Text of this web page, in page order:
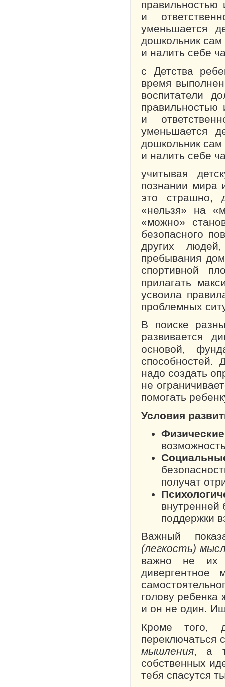
правильностью
и
уменьшается
дошкольник сам
и налить себе
с Детства
время
воспитатели
правильностью
и
уменьшается
дошкольник сам
и налить себе
учитывая
познании мира
это страшно,
«нельзя» на
«можно»
безопасного
других
пребывания
спортивной
прилагать
усвоила
проблемных
В поиске
развивается
основой,
способностей.
надо создать
не
помогать
Условия
Физические
получат
внутренней
поддержки
Важный
(легкость)
важно не их
дивергентное
голову
и он не один.
Кроме того,
переключаться
мышления, а
собственных
тебя спасутся